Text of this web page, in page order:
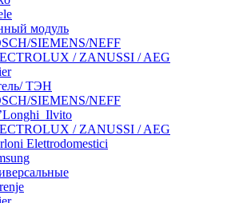
модуль
SIEMENS/NEFF
/ ZANUSSI / AEG
ТЭН
SIEMENS/NEFF
/ ZANUSSI / AEG
Elettrodomestici